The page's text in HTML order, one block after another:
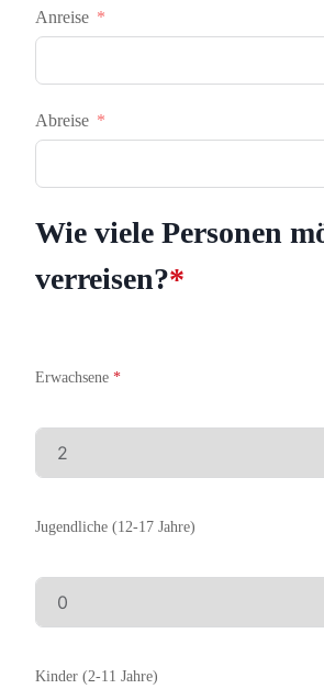
Anreise
Abreise
Wie viele Personen
verreisen?*
Erwachsene *
Jugendliche (12-17 Jahre)
Kinder (2-11 Jahre)